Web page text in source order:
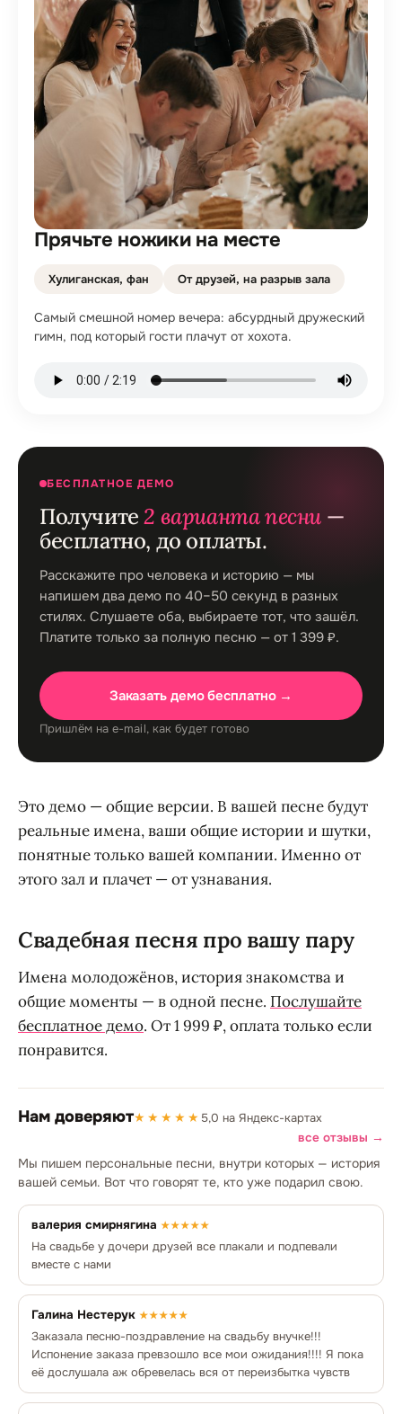
Прячьте ножики на месте
Хулиганская, фан От друзей, на разрыв зала
Самый смешной номер вечера: абсурдный дружеский
гимн, под который гости плачут от хохота.
БЕСПЛАТНОЕ ДЕМО
Получите2 варианта песни —
бесплатно, до оплаты.
Расскажите про человека и историю — мы
напишем два демо по 40–50 секунд в разных
стилях. Слушаете оба, выбираете тот, что зашёл.
Платите только за полную песню — от 1 399 ₽.
Заказать демо бесплатно →
Пришлём на e-mail, как будет готово
Это демо — общие версии. В вашей песне будут
реальные имена, ваши общие истории и шутки,
понятные только вашей компании. Именно от
этого зал и плачет — от узнавания.
Свадебная песня про вашу пару
Имена молодожёнов, история знакомства и
общие моменты — в одной песне. Послушайте
бесплатное демо. От 1 999 ₽, оплата только если
понравится.
Нам доверяют★★★★★ 5,0 на Яндекс-картах
все отзывы →
Мы пишем персональные песни, внутри которых — история
вашей семьи. Вот что говорят те, кто уже подарил свою.
валерия смирнягина ★★★★★
На свадьбе у дочери друзей все плакали и подпевали
вместе с нами
Галина Нестерук ★★★★★
Заказала песню-поздравление на свадьбу внучке!!!
Испонение заказа превзошло все мои ожидания!!!! Я пока
её дослушала аж обревелась вся от переизбытка чувств